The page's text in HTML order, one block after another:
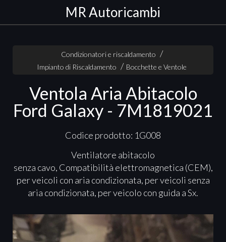
MR Autoricambi
Condizionatori e riscaldamento
Impianto di Riscaldamento
Bocchette e Ventole
Ventola Aria Abitacolo
Ford Galaxy - 7M1819021
Codice prodotto: 1G008
Ventilatore abitacolo
senza cavo, Compatibilità elettromagnetica (CEM),
per veicoli con aria condizionata, per veicoli senza
aria condizionata, per veicolo con guida a Sx.